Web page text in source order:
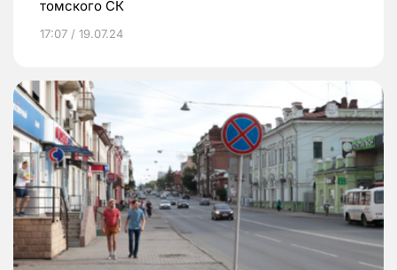
томского СК
17:07 / 19.07.24